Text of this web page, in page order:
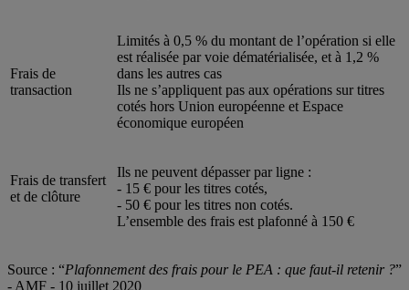
Frais de
transaction
Limités à 0,5 % du montant de l’opération si elle
est réalisée par voie dématérialisée, et à 1,2 %
dans les autres cas
Ils ne s’appliquent pas aux opérations sur titres
cotés hors Union européenne et Espace
économique européen
Frais de transfert
et de clôture
Ils ne peuvent dépasser par ligne :
- 15 € pour les titres cotés,
- 50 € pour les titres non cotés.
L’ensemble des frais est plafonné à 150 €
Source : “Plafonnement des frais pour le PEA : que faut-il retenir ?”
- AMF - 10 juillet 2020